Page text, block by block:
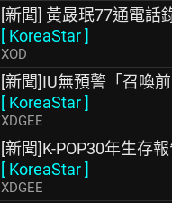
[新聞] 黃晸珉77通電話
[ KoreaStar]
XOD
[新聞]IU無預警「召喚
[ KoreaStar]
XDGEE
[新聞]K-POP30年生存
[ KoreaStar]
XDGEE